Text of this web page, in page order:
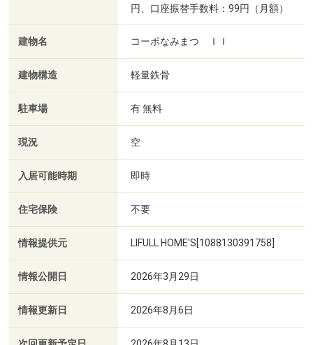
円、口座振替手数料：99円（月額）
建物名 コーポなみまつ ＩＩ
建物構造 軽量鉄骨
駐車場 有 無料
現況 空
入居可能時期 即時
住宅保険 不要
情報提供元 LIFULL HOME'S[1088130391758]
情報公開日 2026年3月29日
情報更新日 2026年8月6日